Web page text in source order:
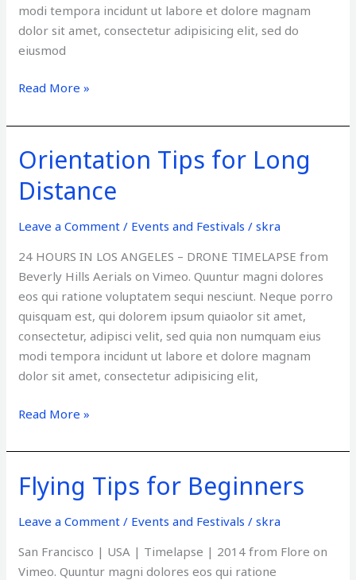
modi tempora incidunt ut labore et dolore magnam
dolor sit amet, consectetur adipisicing elit, sed do
eiusmod
Read More »
Orientation Tips for Long
Distance
Leave a Comment / Events and Festivals /skra
24 HOURS IN LOS ANGELES – DRONE TIMELAPSE from
Beverly Hills Aerials on Vimeo. Quuntur magni dolores
eos qui ratione voluptatem sequi nesciunt. Neque porro
quisquam est, qui dolorem ipsum quiaolor sit amet,
consectetur, adipisci velit, sed quia non numquam eius
modi tempora incidunt ut labore et dolore magnam
dolor sit amet, consectetur adipisicing elit,
Orientation
Tips
for
Distance
Read More »
Flying Tips for Beginners
Leave a Comment / Events and Festivals /skra
San Francisco | USA | Timelapse | 2014 from Flore on
Vimeo. Quuntur magni dolores eos qui ratione
Flying
Tips
for